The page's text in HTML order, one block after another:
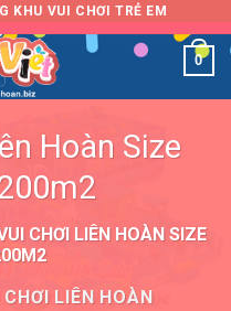
KHU VUI CHƠI TRẺ EM
0
Hoàn Size
CHƠI LIÊN HOÀN SIZE
LIÊN HOÀN